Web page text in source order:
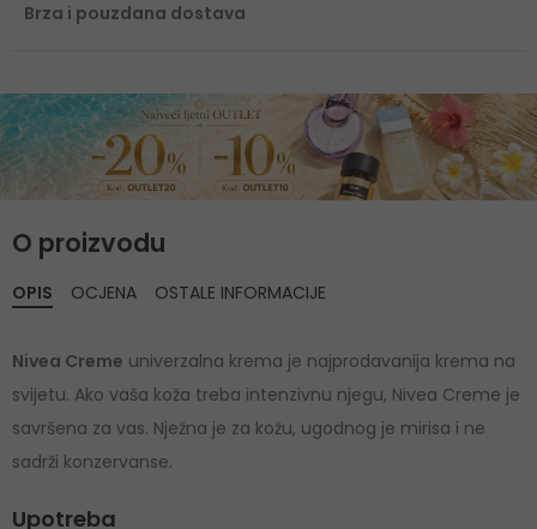
Brza i pouzdana dostava
O proizvodu
OPIS
Nivea Creme univerzalna krema je najprodavanija krema na
svijetu. Ako vaša koža treba intenzivnu njegu, Nivea Creme je
savršena za vas. Nježna je za kožu, ugodnog je mirisa i ne
sadrži konzervanse.
Upotreba
OCJENA OSTALE INFORMACIJE